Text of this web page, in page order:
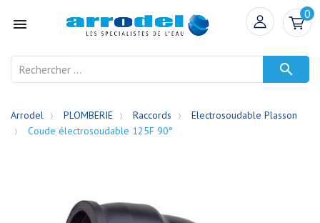

0

Arrodel PLOMBERIE Raccords
Electrosoudable Plasson
Coude électrosoudable 125F 90°